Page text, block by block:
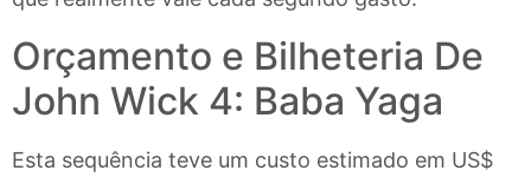
Orçamento e Bilheteria De
John Wick 4: Baba Yaga
Esta sequência teve um custo estimado em US$